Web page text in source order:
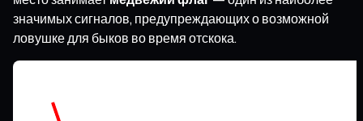
значимых сигналов, предупреждающих о возможной
ловушке для быков во время отскока.